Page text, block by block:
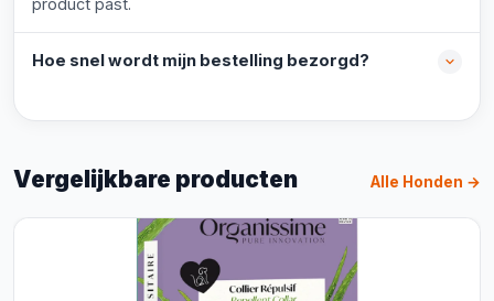
product past.
Hoe snel wordt mijn bestelling bezorgd?
Vergelijkbare producten Alle Honden →